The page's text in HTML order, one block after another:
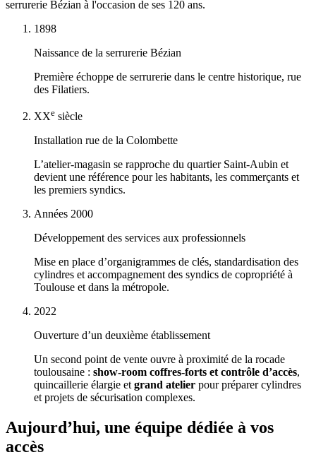
serrurerie Bézian à l'occasion de ses 120 ans.
1898
Naissance de la serrurerie Bézian
Première échoppe de serrurerie dans le centre historique, rue
des Filatiers.
XXe siècle
Installation rue de la Colombette
L’atelier-magasin se rapproche du quartier Saint-Aubin et
devient une référence pour les habitants, les commerçants et
les premiers syndics.
Années 2000
Développement des services aux professionnels
Mise en place d’organigrammes de clés, standardisation des
cylindres et accompagnement des syndics de copropriété à
Toulouse et dans la métropole.
2022
Ouverture d’un deuxième établissement
Un second point de vente ouvre à proximité de la rocade
toulousaine : show-room coffres-forts et contrôle d’accès,
quincaillerie élargie et grand atelier pour préparer cylindres
et projets de sécurisation complexes.
Aujourd’hui, une équipe dédiée à vos
accès